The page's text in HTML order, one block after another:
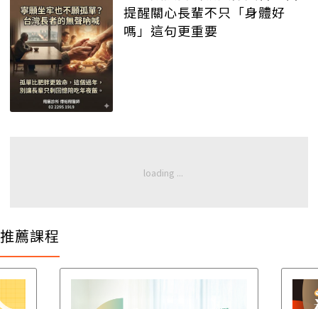
提醒關心長輩不只「身體好
嗎」這句更重要
推薦課程